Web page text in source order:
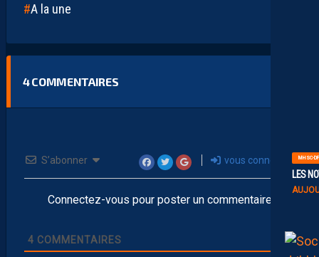
MHSC-
LES
A la une
4COMMENTAIRES
S’abonner vous connecter
Connectez-vous pour poster un commentaire
4 COMMENTAIRES